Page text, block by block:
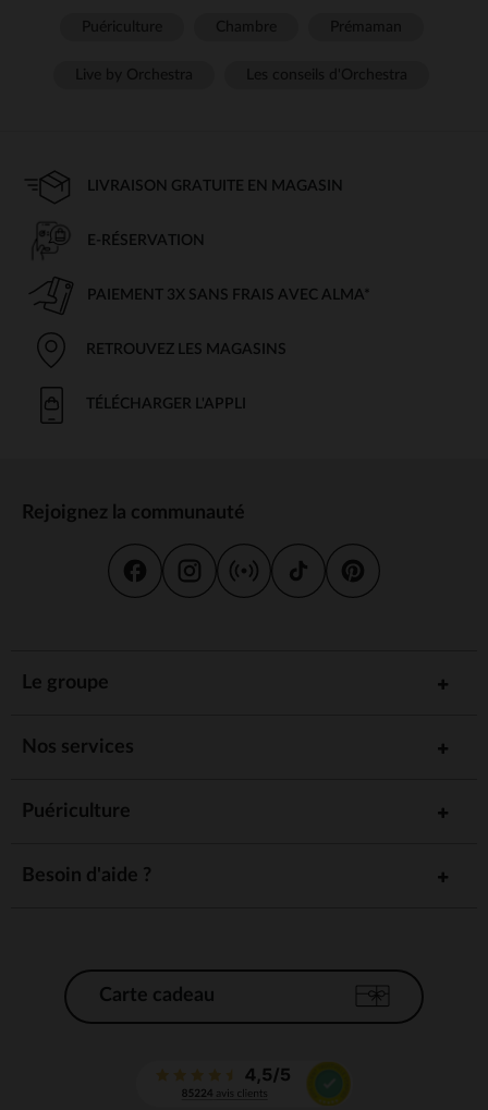
LIVRAISON GRATUITE EN MAGASIN
E-RÉSERVATION
PAIEMENT 3X SANS FRAIS AVEC ALMA*
RETROUVEZ LES MAGASINS
TÉLÉCHARGER L'APPLI
Rejoignez la communauté
Le groupe
Nos services
Puériculture
Besoin d'aide ?
Carte cadeau